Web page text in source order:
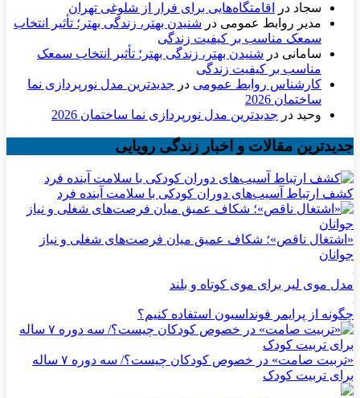
سجاد در
اقامتگاه‌هایی برای فرار از شلوغی تهران
مدیر روابط عمومی در شنیدن بهتر، زندگی بهتر؛ تأثیر انتخاب
سمعک مناسب بر کیفیت زندگی
سامانی در شنیدن بهتر، زندگی بهتر؛ تأثیر انتخاب سمعک
مناسب بر کیفیت زندگی
کارشناس روابط عمومی در جدیدترین مدل نورپردازی نما
ساختمان 2026
وحید در جدیدترین مدل نورپردازی نما ساختمان 2026
جدیدترین مقالات و اخبار زندگی رویایی
کشف ارتباط آسیب‌های دوران کودکی با سلامت آینده فرد
«اشتغال ناقص»؛ شکاف عمیق میان فرصت‌های شغلی و نیاز
جوانان
مدل موی لیر برای موی کوتاه و بلند
چگونه از پرایمر فونداسیون استفاده کنیم؟
«تربیت صامت» در خصوص کودکان چیست؟/ سه دوره ۷ ساله
برای تربیت کودک